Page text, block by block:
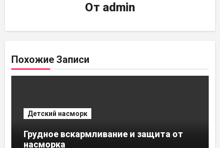
От admin
Похожие Записи
Детский насморк
Грудное вскармливание и защита от
насморка